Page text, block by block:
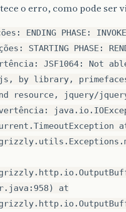
o erro, como pode ser
ENDING PHASE:
STARTING PHASE:
JSF1064: Not
by library,
resource, jquery/
at